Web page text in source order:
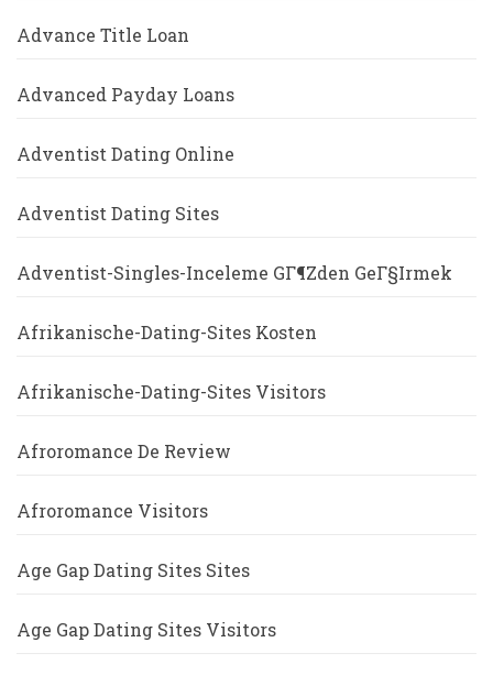
Advance Title Loan
Advanced Payday Loans
Adventist Dating Online
Adventist Dating Sites
Adventist-Singles-Inceleme GГ¶zden GeГ§irmek
Afrikanische-Dating-Sites Kosten
Afrikanische-Dating-Sites Visitors
Afroromance De Review
Afroromance Visitors
Age Gap Dating Sites Sites
Age Gap Dating Sites Visitors